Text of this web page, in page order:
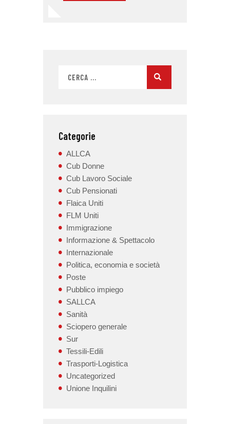
Categorie
ALLCA
Cub Donne
Cub Lavoro Sociale
Cub Pensionati
Flaica Uniti
FLM Uniti
Immigrazione
Informazione & Spettacolo
Internazionale
Politica, economia e società
Poste
Pubblico impiego
SALLCA
Sanità
Sciopero generale
Sur
Tessili-Edili
Trasporti-Logistica
Uncategorized
Unione Inquilini